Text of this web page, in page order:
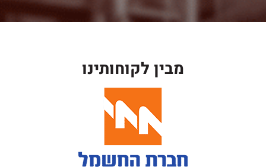
מבין לקוחותינו